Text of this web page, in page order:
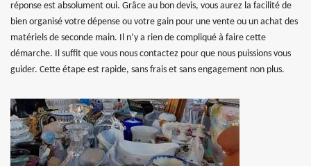
réponse est absolument oui. Grâce au bon devis, vous aurez la facilité de
bien organisé votre dépense ou votre gain pour une vente ou un achat des
matériels de seconde main. Il n’y a rien de compliqué à faire cette
démarche. Il suffit que vous nous contactez pour que nous puissions vous
guider. Cette étape est rapide, sans frais et sans engagement non plus.